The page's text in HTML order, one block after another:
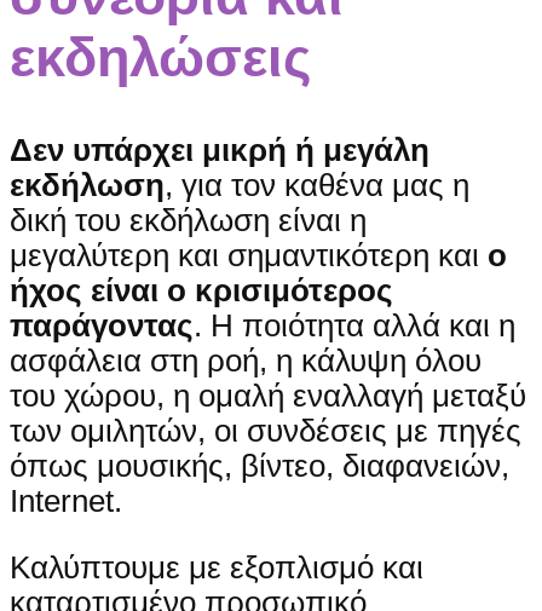
εκδηλώσεις
Δεν υπάρχει μικρή ή μεγάλη
εκδήλωση, για τον καθένα μας η
δική του εκδήλωση είναι η
μεγαλύτερη και σημαντικότερη και ο
ήχος είναι ο κρισιμότερος
παράγοντας. Η ποιότητα αλλά και η
ασφάλεια στη ροή, η κάλυψη όλου
του χώρου, η ομαλή εναλλαγή μεταξύ
των ομιλητών, οι συνδέσεις με πηγές
όπως μουσικής, βίντεο, διαφανειών,
Internet.
Καλύπτουμε με εξοπλισμό και
καταρτισμένο προσωπικό